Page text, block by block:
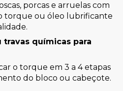
porcas e arruelas com
torque ou óleo lubrificante
travas químicas para
o torque em 3 a 4 etapas
do bloco ou cabeçote.